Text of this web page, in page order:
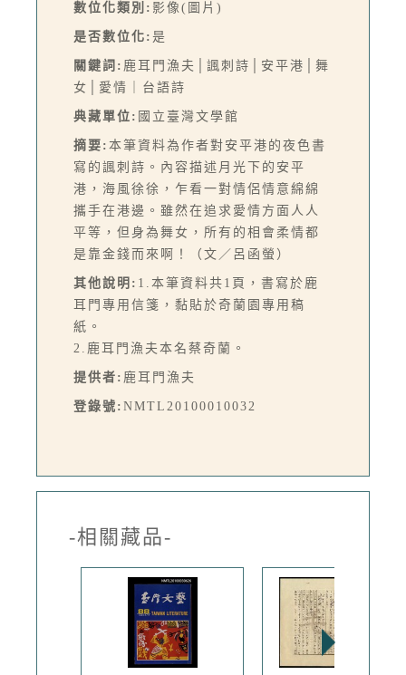
數位化類別: 影像(圖片)
是否數位化: 是
關鍵詞: 鹿耳門漁夫│諷刺詩│安平港│舞
女│愛情｜台語詩
典藏單位: 國立臺灣文學館
摘要: 本筆資料為作者對安平港的夜色書
寫的諷刺詩。內容描述月光下的安平
港，海風徐徐，乍看一對情侶情意綿綿
攜手在港邊。雖然在追求愛情方面人人
平等，但身為舞女，所有的相會柔情都
是靠金錢而來啊！（文／呂函螢）
其他說明: 1.本筆資料共1頁，書寫於鹿
耳門專用信箋，黏貼於奇蘭園專用稿
紙。
2.鹿耳門漁夫本名蔡奇蘭。
提供者: 鹿耳門漁夫
登錄號: NMTL20100010032
-相關藏品-